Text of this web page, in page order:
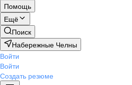
Помощь
Ещё
Поиск
Набережные Челны
Войти
Войти
Создать резюме